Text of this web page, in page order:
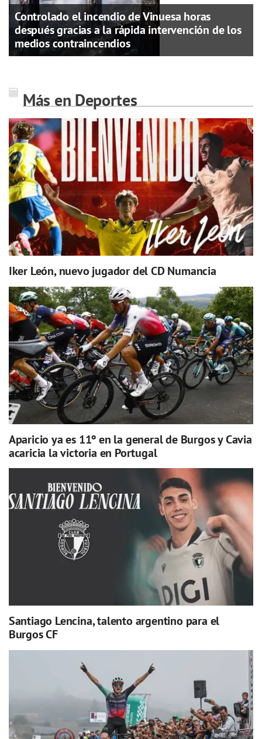
Controlado el incendio de Vinuesa horas
después gracias a la rápida intervención de los
medios contraincendios
Más en Deportes
Iker León, nuevo jugador del CD Numancia
Aparicio ya es 11º en la general de Burgos y Cavia
acaricia la victoria en Portugal
Santiago Lencina, talento argentino para el
Burgos CF